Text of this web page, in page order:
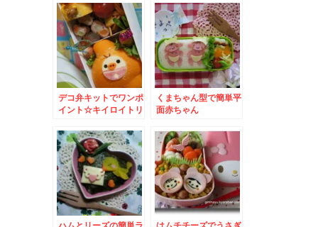
デコ弁キットでワンポ
イント☆キイロイトリ
くまちゃん型で簡単平
面赤ちゃん